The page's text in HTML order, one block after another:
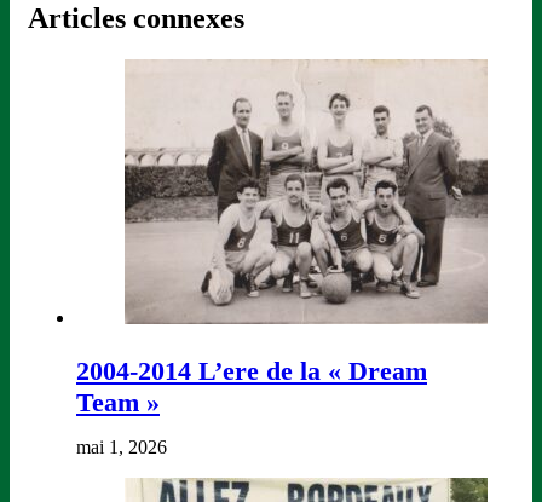
Articles connexes
2004-2014 L’ere de la « Dream
Team »
mai 1, 2026